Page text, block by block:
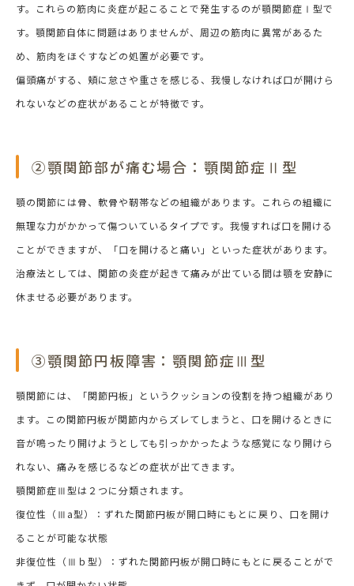
す。これらの筋肉に炎症が起こることで発生するのが顎関節症Ⅰ型で
す。顎関節自体に問題はありませんが、周辺の筋肉に異常があるた
め、筋肉をほぐすなどの処置が必要です。
偏頭痛がする、頬に怠さや重さを感じる、我慢しなければ口が開けら
れないなどの症状があることが特徴です。
②顎関節部が痛む場合：顎関節症Ⅱ型
顎の関節には骨、軟骨や靭帯などの組織があります。これらの組織に
無理な力がかかって傷ついているタイプです。我慢すれば口を開ける
ことができますが、「口を開けると痛い」といった症状があります。
治療法としては、関節の炎症が起きて痛みが出ている間は顎を安静に
休ませる必要があります。
③顎関節円板障害：顎関節症Ⅲ型
顎関節には、「関節円板」というクッションの役割を持つ組織があり
ます。この関節円板が関節内からズレてしまうと、口を開けるときに
音が鳴ったり開けようとしても引っかかったような感覚になり開けら
れない、痛みを感じるなどの症状が出てきます。
顎関節症Ⅲ型は２つに分類されます。
復位性（Ⅲa型）：ずれた関節円板が開口時にもとに戻り、口を開け
ることが可能な状態
非復位性（Ⅲｂ型）：ずれた関節円板が開口時にもとに戻ることがで